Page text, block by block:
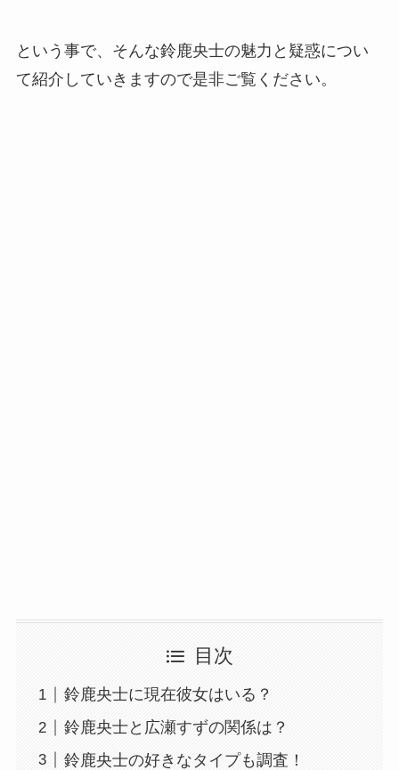
という事で、そんな鈴鹿央士の魅力と疑惑につい
て紹介していきますので是非ご覧ください。
目次
鈴鹿央士に現在彼女はいる？
鈴鹿央士と広瀬すずの関係は？
鈴鹿央士の好きなタイプも調査！